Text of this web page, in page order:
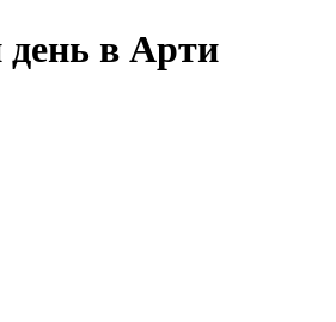
день в Арти